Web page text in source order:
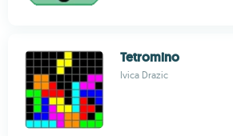
Tetromino
Ivica Drazic